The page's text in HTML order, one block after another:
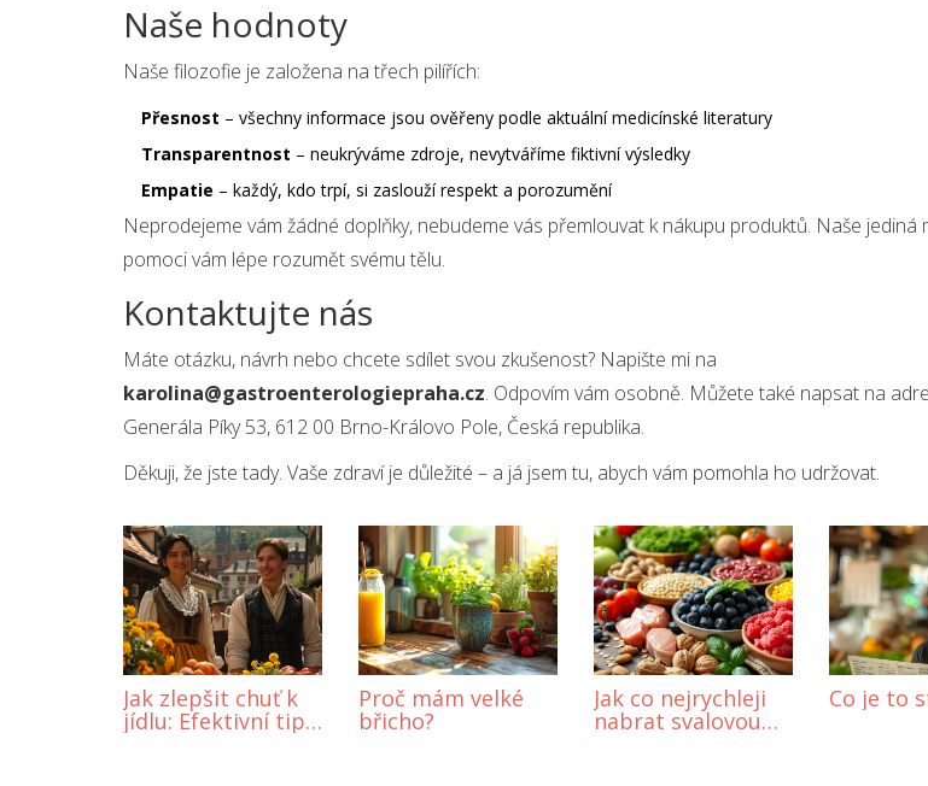
Naše hodnoty
Naše filozofie je založena na třech pilířích:
Přesnost – všechny informace jsou ověřeny podle aktuální medicínské literatury
Transparentnost – neukrýváme zdroje, nevytváříme fiktivní výsledky
Empatie – každý, kdo trpí, si zaslouží respekt a porozumění
Neprodejeme vám žádné doplňky, nebudeme vás přemlouvat k nákupu produktů. Naše jediná
pomoci vám lépe rozumět svému tělu.
Kontaktujte nás
Máte otázku, návrh nebo chcete sdílet svou zkušenost? Napište mi na
karolina@gastroenterologiepraha.cz. Odpovím vám osobně. Můžete také napsat na
Generála Píky 53, 612 00 Brno-Královo Pole, Česká republika.
Děkuji, že jste tady. Vaše zdraví je důležité – a já jsem tu, abych vám pomohla ho udržovat.
Jak zlepšit chuť k
jídlu: Efektivní tipy
Proč mám velké
břicho?
Jak co nejrychleji
nabrat svalovou
Co je to